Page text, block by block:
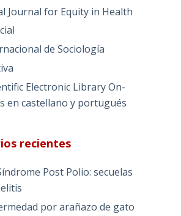
Journal for Equity in Health
de Sociología
Electronic Library On-
en castellano y portugués
recientes
Post Polio: secuelas
por arañazo de gato